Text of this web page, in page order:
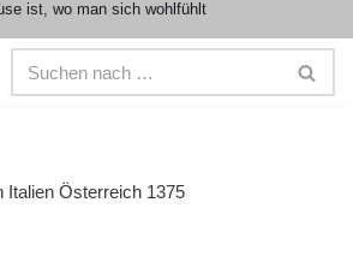
ist, wo man sich wohlfühlt